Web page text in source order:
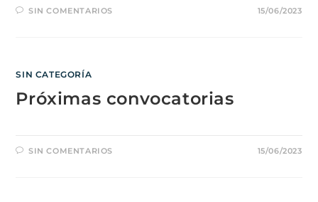
SIN COMENTARIOS 15/06/2023
SIN CATEGORÍA
Próximas convocatorias
SIN COMENTARIOS 15/06/2023